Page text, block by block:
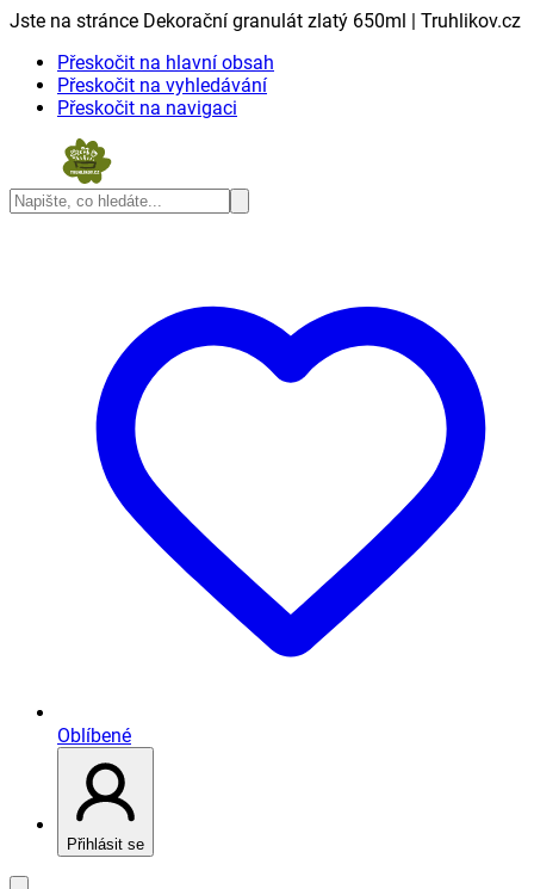
Jste na stránce Dekorační granulát zlatý 650ml | Truhlikov.cz
Přeskočit na hlavní obsah
Přeskočit na vyhledávání
Přeskočit na navigaci
Oblíbené
Přihlásit se